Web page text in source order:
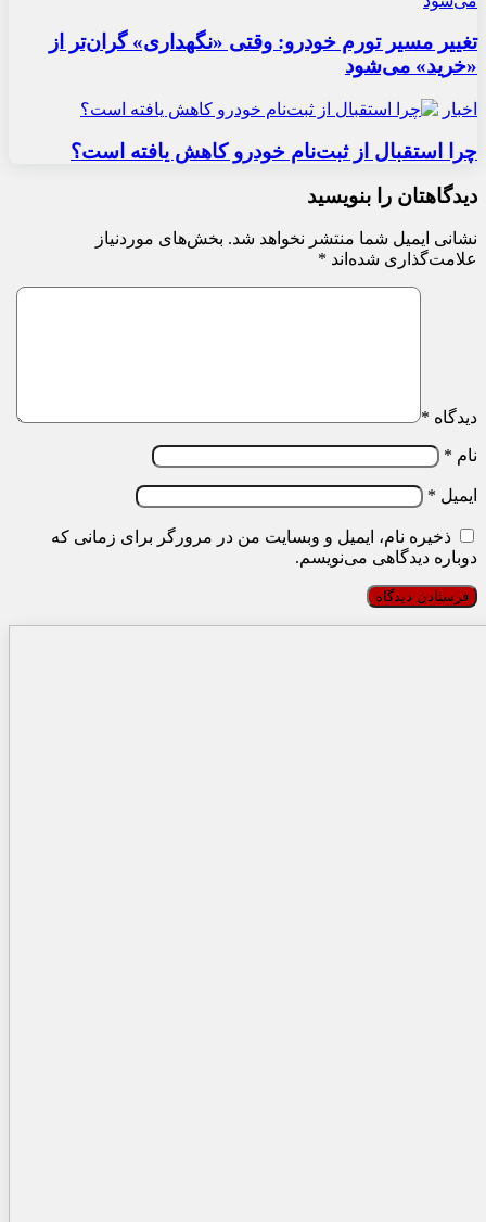
تغییر مسیر تورم خودرو: وقتی «نگهداری» گران‌تر از
«خرید» می‌شود
اخبار
چرا استقبال از ثبت‌نام خودرو کاهش یافته است؟
دیدگاهتان را بنویسید
نشانی ایمیل شما منتشر نخواهد شد. بخش‌های موردنیاز
علامت‌گذاری شده‌اند *
دیدگاه *
نام *
ایمیل *
ذخیره نام، ایمیل و وبسایت من در مرورگر برای زمانی که
دوباره دیدگاهی می‌نویسم.